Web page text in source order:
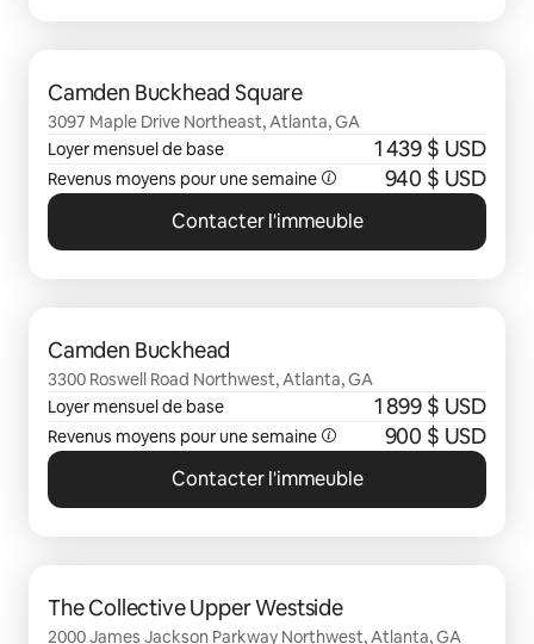
Camden Buckhead Square
3097 Maple Drive Northeast, Atlanta, GA
Loyer mensuel de base
1 439 $ USD
Revenus moyens pour une semaine 940 $ USD
Contacter l'immeuble
Camden Buckhead
3300 Roswell Road Northwest, Atlanta, GA
Loyer mensuel de base
1 899 $ USD
Revenus moyens pour une semaine 900 $ USD
Contacter l'immeuble
The Collective Upper Westside
2000 James Jackson Parkway Northwest, Atlanta, GA